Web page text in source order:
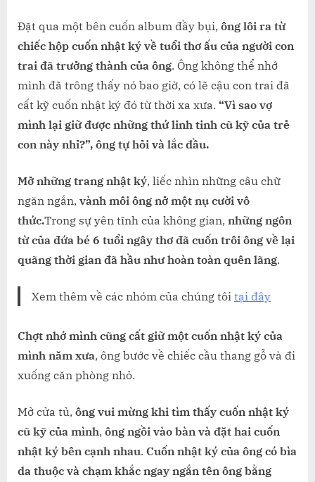
Đặt qua một bên cuốn album đầy bụi, ông lôi ra từ
chiếc hộp cuốn nhật ký về tuổi thơ ấu của người con
trai đã trưởng thành của ông. Ông không thể nhớ
mình đã trông thấy nó bao giờ, có lẽ cậu con trai đã
cất kỹ cuốn nhật ký đó từ thời xa xưa. “Vì sao vợ
mình lại giữ được những thứ linh tinh cũ kỹ của trẻ
con này nhỉ?”, ông tự hỏi và lắc đầu.
Mở những trang nhật ký, liếc nhìn những câu chữ
ngăn ngắn, vành môi ông nở một nụ cười vô
thức.Trong sự yên tĩnh của không gian, những ngôn
từ của đứa bé 6 tuổi ngây thơ đã cuốn trôi ông về lại
quãng thời gian đã hầu như hoàn toàn quên lãng.
Xem thêm về các nhóm của chúng tôi tại đây
Chợt nhớ mình cũng cất giữ một cuốn nhật ký của
mình năm xưa, ông bước về chiếc cầu thang gỗ và đi
xuống căn phòng nhỏ.
Mở cửa tủ, ông vui mừng khi tìm thấy cuốn nhật ký
cũ kỹ của mình, ông ngồi vào bàn và đặt hai cuốn
nhật ký bên cạnh nhau. Cuốn nhật ký của ông có bìa
da thuộc và chạm khắc ngay ngắn tên ông bằng